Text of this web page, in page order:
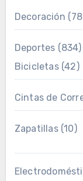
Decoración
Deportes (834)
Bicicletas(42)
Cintas de
Zapatillas(10)